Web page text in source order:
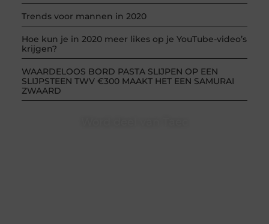
Trends voor mannen in 2020
Hoe kun je in 2020 meer likes op je YouTube-video’s
krijgen?
WAARDELOOS BORD PASTA SLIJPEN OP EEN
SLIJPSTEEN TWV €300 MAAKT HET EEN SAMURAI
ZWAARD